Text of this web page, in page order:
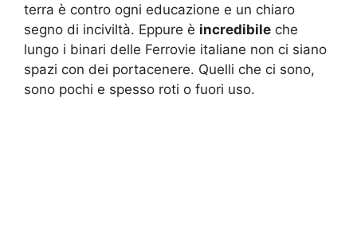
terra è contro ogni educazione e un chiaro
segno di inciviltà. Eppure è incredibile che
lungo i binari delle Ferrovie italiane non ci siano
spazi con dei portacenere. Quelli che ci sono,
sono pochi e spesso roti o fuori uso.